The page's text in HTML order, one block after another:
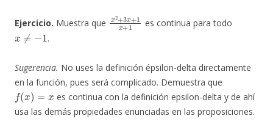
Ejercicio. Muestra que
x2+3 x+
es continua para todo
x≠−1
.
Sugerencia. No uses la definición épsilon-delta directamente
en la función, pues será complicado. Demuestra que
f(x )= x
es continua con la definición epsilon-delta y de ahí
usa las demás propiedades enunciadas en las proposiciones.